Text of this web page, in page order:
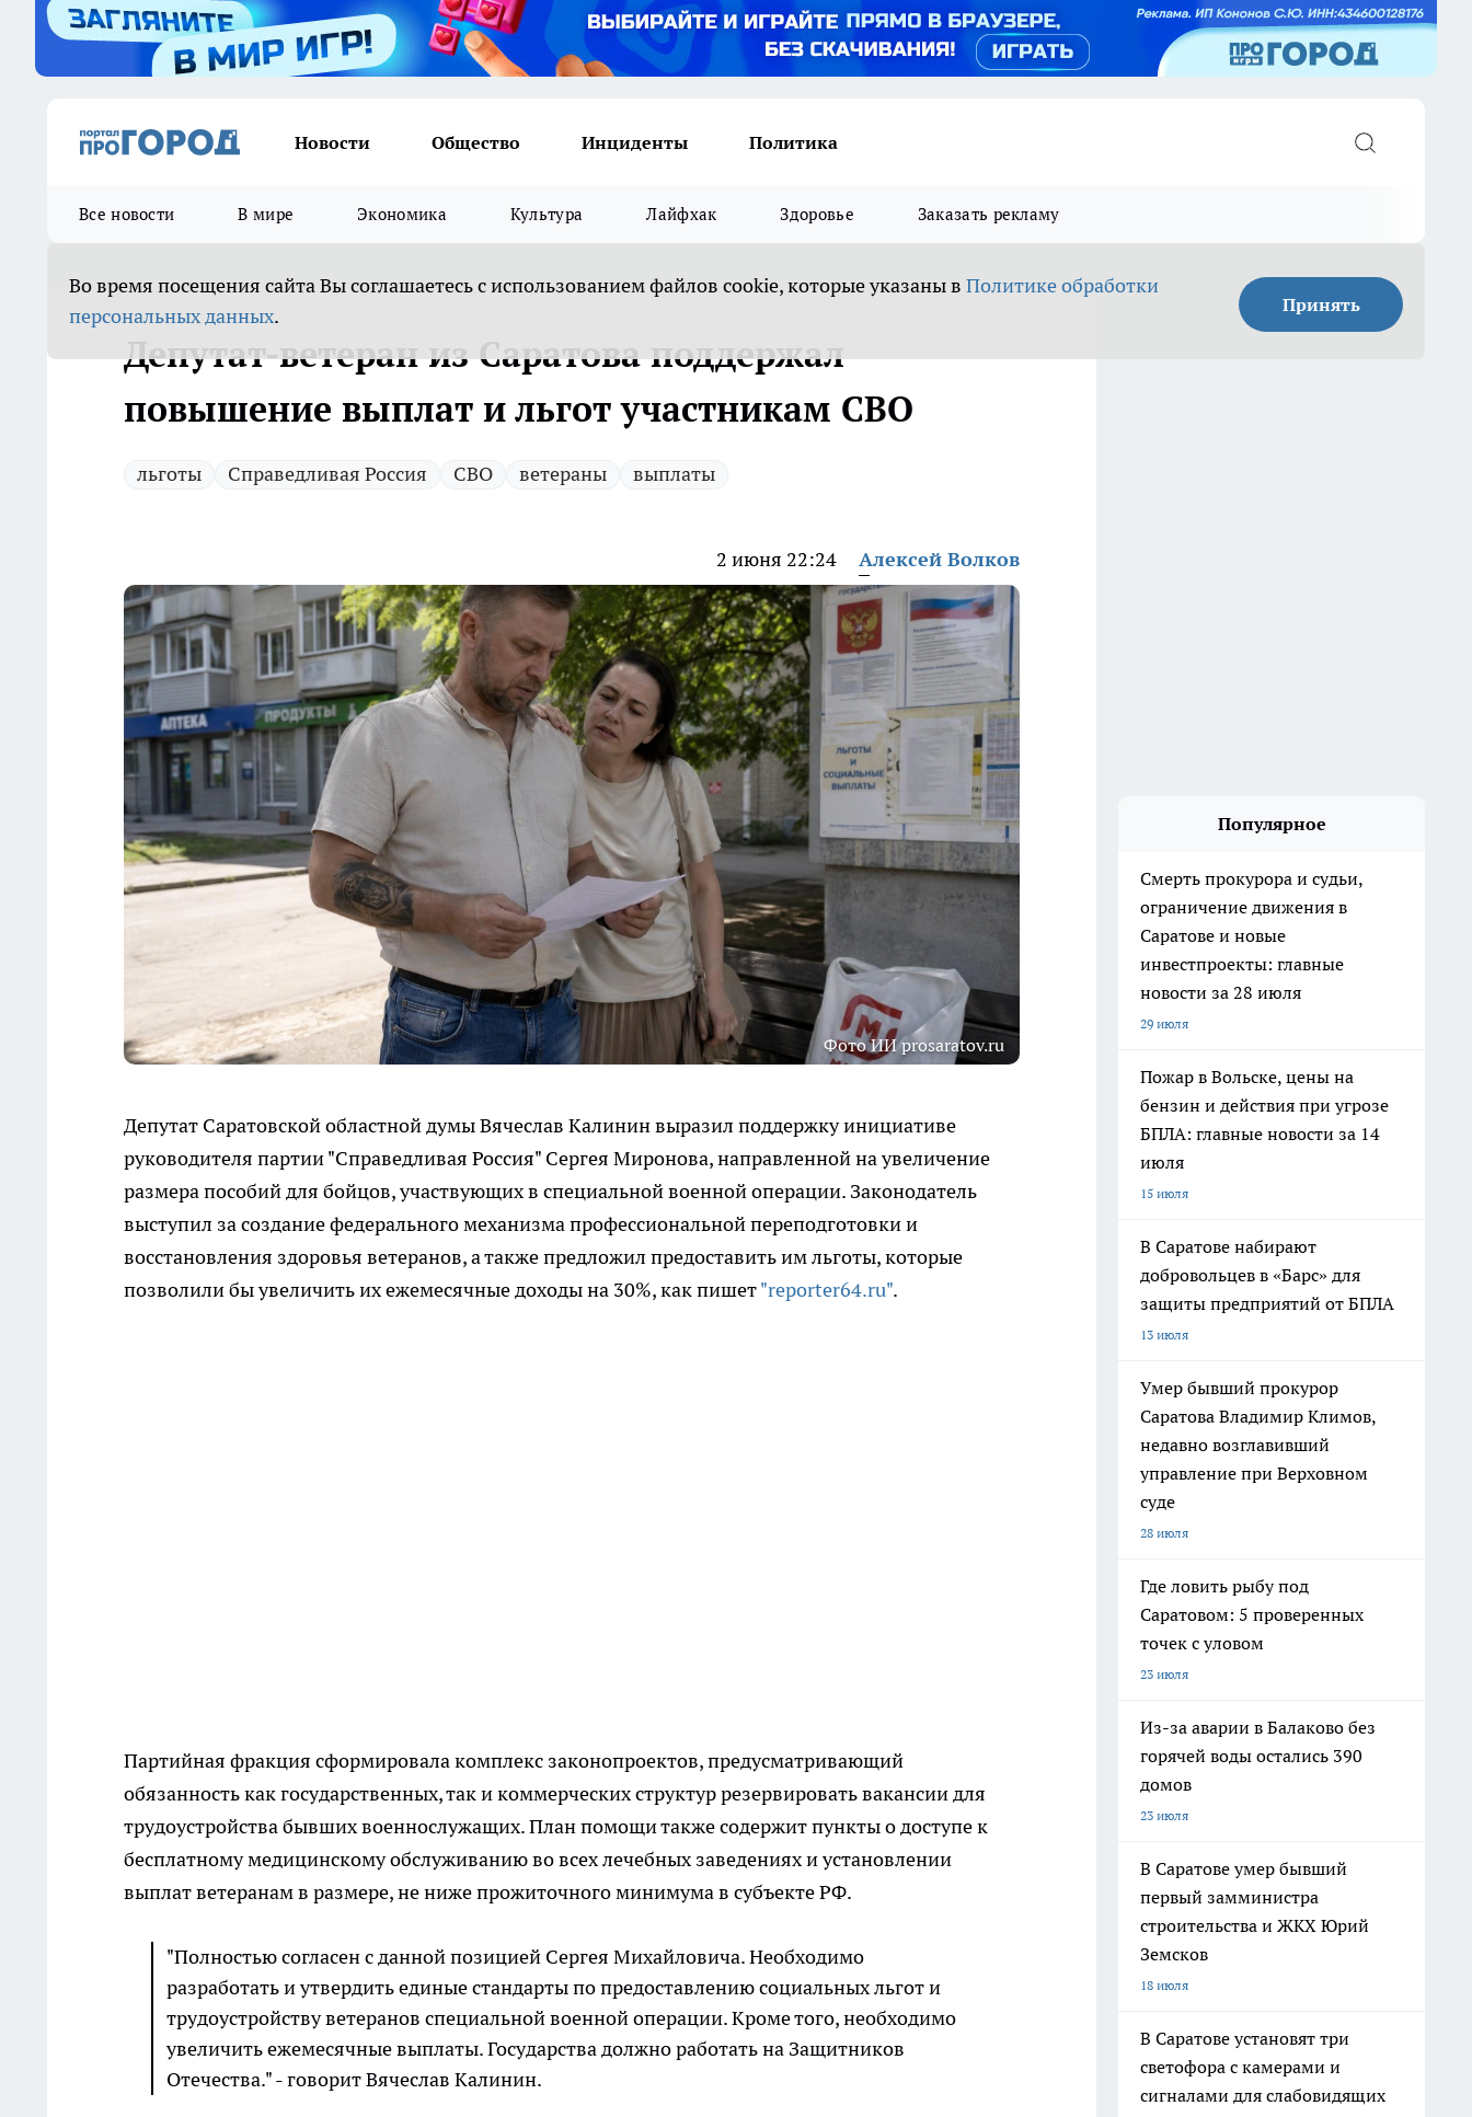
Новости Общество Инциденты Политика
Все новости В мире Экономика Культура Лайфхак Здоровье Заказать рекламу
Во время посещения сайта Вы соглашаетесь с использованием файлов cookie, которые указаны в Политике обработки
персональных данных. Принять
Депутат-ветеран из Саратова поддержал
повышение выплат и льгот участникам СВО
льготы Справедливая Россия СВО ветераны выплаты
2 июня 22:24 Алексей Волков
Фото ИИ prosaratov.ru
Депутат Саратовской областной думы Вячеслав Калинин выразил поддержку инициативе
руководителя партии "Справедливая Россия" Сергея Миронова, направленной на увеличение
размера пособий для бойцов, участвующих в специальной военной операции. Законодатель
выступил за создание федерального механизма профессиональной переподготовки и
восстановления здоровья ветеранов, а также предложил предоставить им льготы, которые
позволили бы увеличить их ежемесячные доходы на 30%, как пишет"reporter64.ru".
Партийная фракция сформировала комплекс законопроектов, предусматривающий
обязанность как государственных, так и коммерческих структур резервировать вакансии для
трудоустройства бывших военнослужащих. План помощи также содержит пункты о доступе к
бесплатному медицинскому обслуживанию во всех лечебных заведениях и установлении
выплат ветеранам в размере, не ниже прожиточного минимума в субъекте РФ.
"Полностью согласен с данной позицией Сергея Михайловича. Необходимо
разработать и утвердить единые стандарты по предоставлению социальных льгот и
трудоустройству ветеранов специальной военной операции. Кроме того, необходимо
увеличить ежемесячные выплаты. Государства должно работать на Защитников
Отечества." - говорит Вячеслав Калинин.
Популярное
Смерть прокурора и судьи,
ограничение движения в
Саратове и новые
инвестпроекты: главные
новости за 28 июля
29 июля
Пожар в Вольске, цены на
бензин и действия при угрозе
БПЛА: главные новости за 14
июля
15 июля
В Саратове набирают
добровольцев в «Барс» для
защиты предприятий от БПЛА
13 июля
Умер бывший прокурор
Саратова Владимир Климов,
недавно возглавивший
управление при Верховном
суде
28 июля
Где ловить рыбу под
Саратовом: 5 проверенных
точек с уловом
23 июля
Из-за аварии в Балаково без
горячей воды остались 390
домов
23 июля
В Саратове умер бывший
первый замминистра
строительства и ЖКХ Юрий
Земсков
18 июля
В Саратове установят три
светофора с камерами и
сигналами для слабовидящих